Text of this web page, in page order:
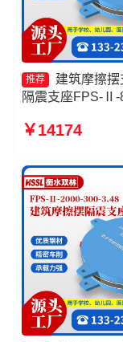
推荐
建筑摩擦
隔震支座FPS-Ⅱ-
生产厂家 摩擦摆
￥14174